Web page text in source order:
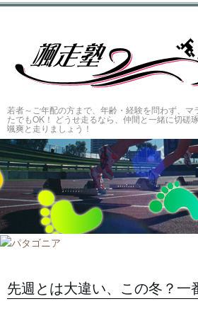
若者～ご年配の方まで、年齢・経験を問わず、
たでもOK！ どうせ走るなら、仲間と一緒に切磋
颯爽と走りましょう！
先週とは大違い、この冬？一